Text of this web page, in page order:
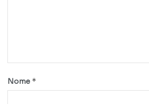
Nome *